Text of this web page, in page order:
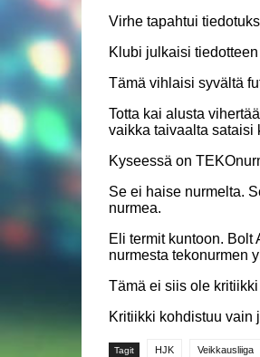
Virhe tapahtui
Klubi julkaisi
Tämä vihlaisi syvältä
Totta kai alusta
vaikka taivaalta sataisi
Kyseessä on
Se ei haise nurmelta.
nurmea.
Eli termit kuntoon. Bolt
nurmesta tekonurmen
Tämä ei siis ole
Kritiikki kohdistuu vain
Tagit HJK Veikkausliiga